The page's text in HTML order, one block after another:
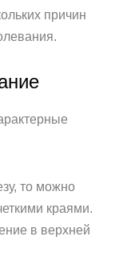
причин
то можно
краями.
в верхней